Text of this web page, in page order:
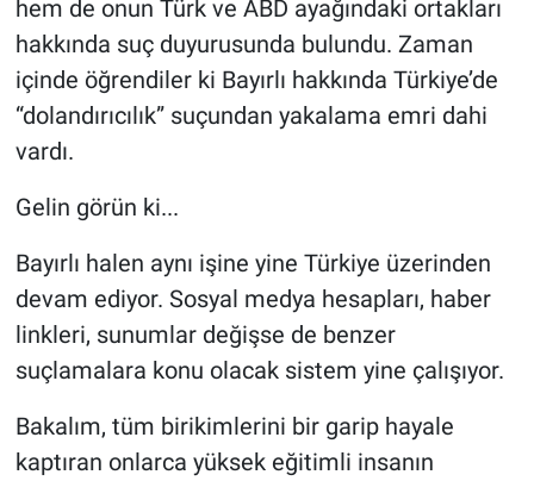
hem de onun Türk ve ABD ayağındaki ortakları
hakkında suç duyurusunda bulundu. Zaman
içinde öğrendiler ki Bayırlı hakkında Türkiye’de
“dolandırıcılık” suçundan yakalama emri dahi
vardı.
Gelin görün ki...
Bayırlı halen aynı işine yine Türkiye üzerinden
devam ediyor. Sosyal medya hesapları, haber
linkleri, sunumlar değişse de benzer
suçlamalara konu olacak sistem yine çalışıyor.
Bakalım, tüm birikimlerini bir garip hayale
kaptıran onlarca yüksek eğitimli insanın